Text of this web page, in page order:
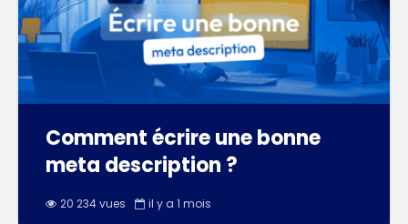
Comment écrire une bonne
meta description ?
20 234 vues il y a 1 mois